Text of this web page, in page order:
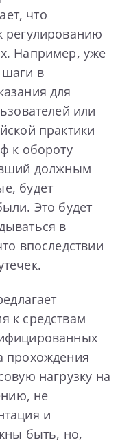
что
регулированию
Например, уже
в
для
или
практики
к обороту
должным
будет
Это будет
в
впоследствии
к средствам
прохождения
нагрузку на
не
и
быть, но,